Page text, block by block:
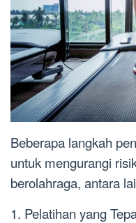
Beberapa langkah
untuk mengurangi
berolahraga, antara
1. Pelatihan yang